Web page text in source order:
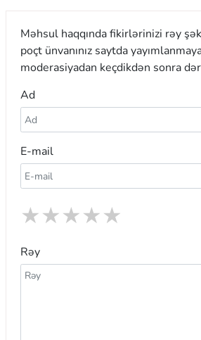
Məhsul haqqında fikirlərinizi rəy
poçt ünvanınız saytda
moderasiyadan keçdikdən sonra
Ad
E-mail
★
★
★
★
★
Rəy